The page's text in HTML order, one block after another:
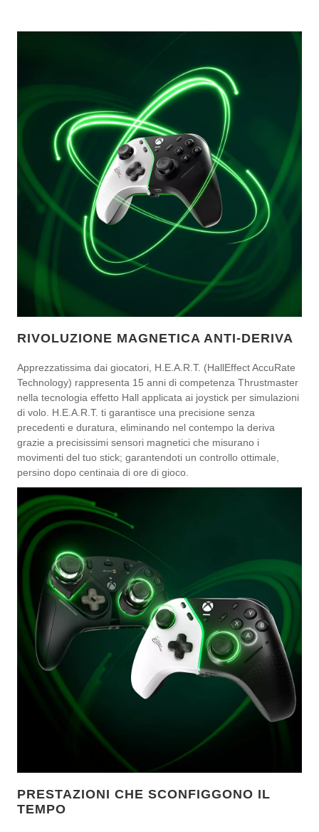
RIVOLUZIONE MAGNETICA ANTI-DERIVA
Apprezzatissima dai giocatori, H.E.A.R.T. (HallEffect AccuRate
Technology) rappresenta 15 anni di competenza Thrustmaster
nella tecnologia effetto Hall applicata ai joystick per simulazioni
di volo. H.E.A.R.T. ti garantisce una precisione senza
precedenti e duratura, eliminando nel contempo la deriva
grazie a precisissimi sensori magnetici che misurano i
movimenti del tuo stick; garantendoti un controllo ottimale,
persino dopo centinaia di ore di gioco.
PRESTAZIONI CHE SCONFIGGONO IL
TEMPO